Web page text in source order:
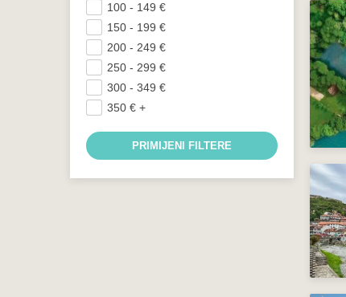
100 - 149 €
150 - 199 €
200 - 249 €
250 - 299 €
300 - 349 €
350 € +